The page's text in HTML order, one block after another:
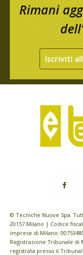
Rimani
Iscriviti
© Tecniche Nuove Spa.
20157 Milano | Codice
imprese di Milano:
Registrazione Tribunale di
registrata presso il